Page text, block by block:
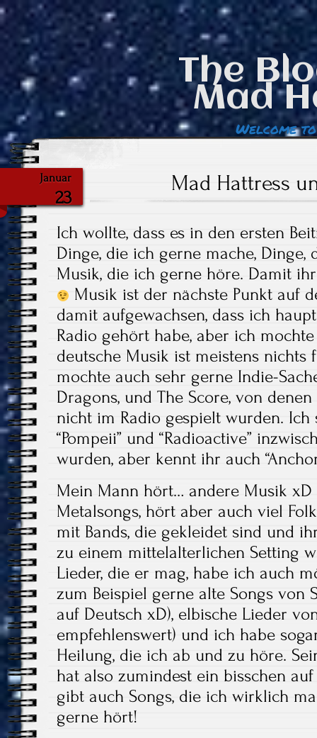
The
Mad
Welcome
Januar
23
Mad Hattress
Ich wollte, dass es in den ersten
Dinge, die ich gerne mache, Dinge,
Musik, die ich gerne höre. Damit
Musik ist der nächste Punkt auf
damit aufgewachsen, dass ich
Radio gehört habe, aber ich
deutsche Musik ist meistens
mochte auch sehr gerne Indie-
Dragons, und The Score, von
nicht im Radio gespielt wurden. Ich
“Pompeii” und “Radioactive”
wurden, aber kennt ihr auch
Mein Mann hört… andere Musik xD
Metalsongs, hört aber auch viel
mit Bands, die gekleidet sind und
zu einem mittelalterlichen Setting
Lieder, die er mag, habe ich auch
zum Beispiel gerne alte Songs von
auf Deutsch xD), elbische Lieder
empfehlenswert) und ich habe
Heilung, die ich ab und zu höre.
hat also zumindest ein bisschen
gibt auch Songs, die ich wirklich
gerne hört!